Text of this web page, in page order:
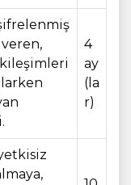
4
ay
(la
r)